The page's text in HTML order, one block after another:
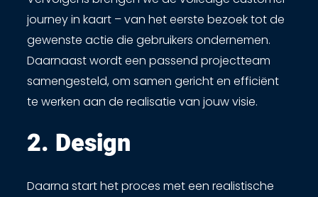
journey in kaart – van het eerste bezoek tot de
gewenste actie die gebruikers ondernemen.
Daarnaast wordt een passend projectteam
samengesteld, om samen gericht en efficiënt
te werken aan de realisatie van jouw visie.
2. Design​
Daarna start het proces met een realistische